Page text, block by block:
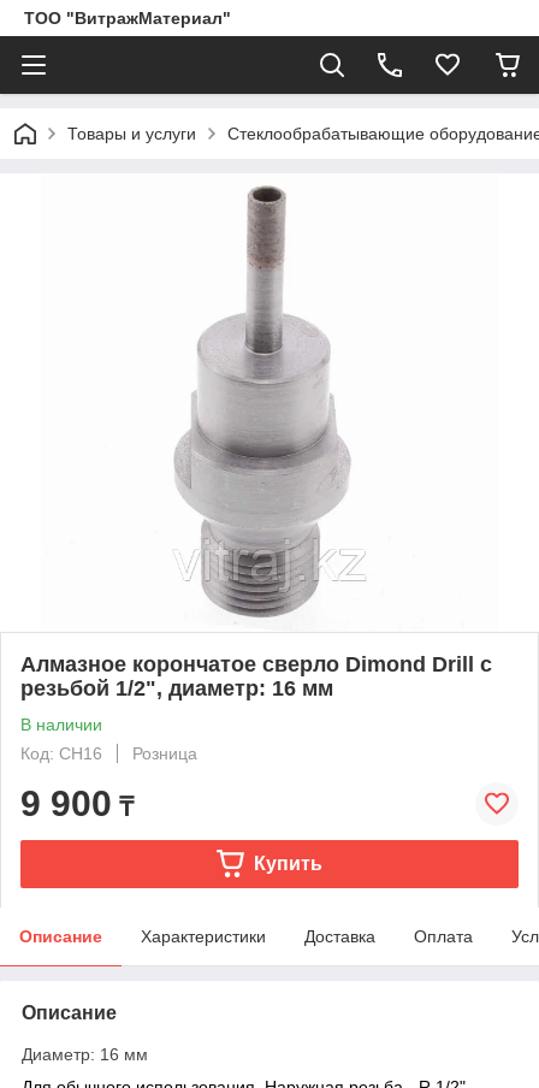
ТОО "ВитражМатериал"
Товары и услуги Стеклообрабатывающие
Алмазное корончатое сверло Dimond Drill с
резьбой 1/2", диаметр: 16 мм
В наличии
Код: CH16
Розница
9 900 ₸
Купить
Описание Характеристики Доставка Оплата
Описание
Диаметр: 16 мм